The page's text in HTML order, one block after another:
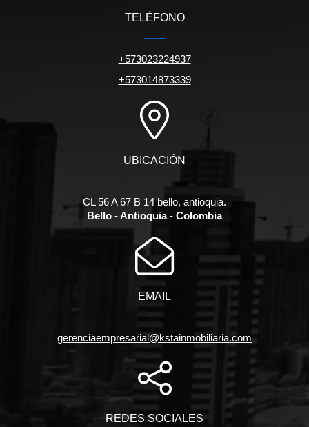
TELÉFONO
+573023224937
+573014873339
UBICACIÓN
CL 56 A 67 B 14 bello, antioquia.
Bello - Antioquia - Colombia
EMAIL
gerenciaempresarial@kstainmobiliaria.com
REDES SOCIALES